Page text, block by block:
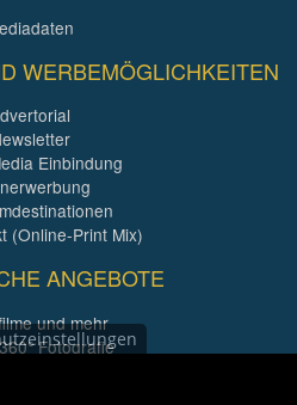
WERBEMÖGLICHKEITEN
Einbindung
(Online-Print Mix)
ANGEBOTE
und mehr
Fotografie